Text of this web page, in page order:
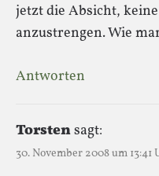
jetzt die Absicht,
anzustrengen. Wie
Antworten
Torstensagt:
30. November 2008 um 13:41